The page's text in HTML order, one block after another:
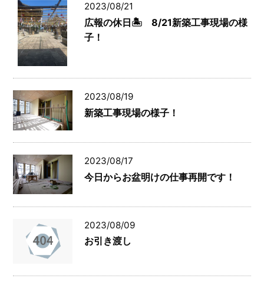
2023/08/21
広報の休日🏝 8/21新築工事現場の様
子！
2023/08/19
新築工事現場の様子！
2023/08/17
今日からお盆明けの仕事再開です！
2023/08/09
お引き渡し